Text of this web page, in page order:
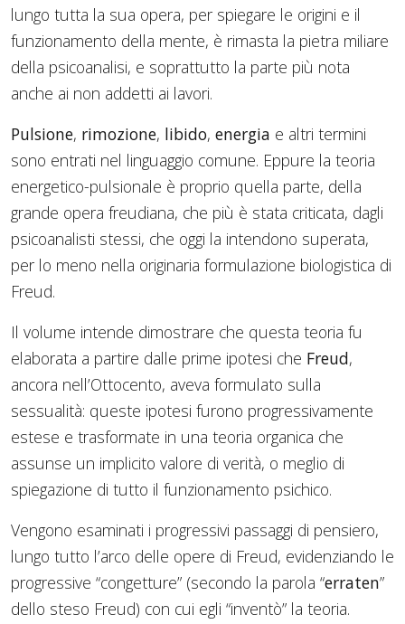
lungo tutta la sua opera, per spiegare le origini e il
funzionamento della mente, è rimasta la pietra miliare
della psicoanalisi, e soprattutto la parte più nota
anche ai non addetti ai lavori.
Pulsione, rimozione, libido, energia e altri termini
sono entrati nel linguaggio comune. Eppure la teoria
energetico-pulsionale è proprio quella parte, della
grande opera freudiana, che più è stata criticata, dagli
psicoanalisti stessi, che oggi la intendono superata,
per lo meno nella originaria formulazione biologistica di
Freud.
Il volume intende dimostrare che questa teoria fu
elaborata a partire dalle prime ipotesi che Freud,
ancora nell’Ottocento, aveva formulato sulla
sessualità: queste ipotesi furono progressivamente
estese e trasformate in una teoria organica che
assunse un implicito valore di verità, o meglio di
spiegazione di tutto il funzionamento psichico.
Vengono esaminati i progressivi passaggi di pensiero,
lungo tutto l’arco delle opere di Freud, evidenziando le
progressive “congetture” (secondo la parola “erraten”
dello steso Freud) con cui egli “inventò” la teoria.